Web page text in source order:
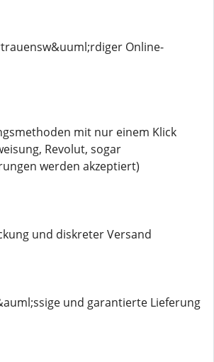
Online-
mit nur einem Klick
Revolut, sogar
werden akzeptiert)
und diskreter Versand
und garantierte Lieferung